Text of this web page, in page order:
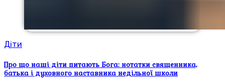
Діти
Про що наші діти питають Бога: нотатки священника,
батька і духовного наставника недільної школи